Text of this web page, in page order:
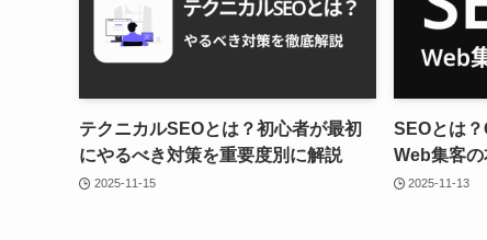
テクニカルSEOとは？初心者が最初
にやるべき対策を重要度別に解説
2025-11-15
SEOとは
Web集客
2025-11-13